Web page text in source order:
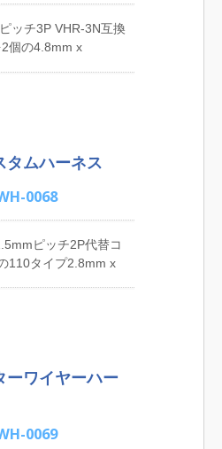
ッチ3P VHR-3N互換
個の4.8mm x
x 0.8mm（0.187"
切断ワイヤーハーネ
ており、コンピュー
機器のワイヤーハー
ィア機器のワイヤー
ーハーネス、多芯お
ヤーハーネス、高品
YIは、高品質なワイ
タムハーネス
0068
ピッチ2P代替コ
110タイプ2.8mm x
周辺機器の配線ハー
ィア機器の配線ハー
の配線ハーネス、家
ハーネス、ATM機の
ーワイヤーハー
0069